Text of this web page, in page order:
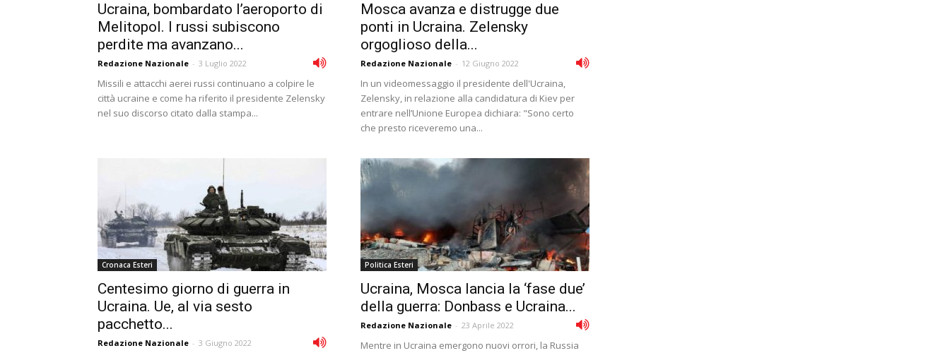
Ucraina, bombardato l’aeroporto di
Melitopol. I russi subiscono
perdite ma avanzano...
Redazione Nazionale - 3 Luglio 2022
Missili e attacchi aerei russi continuano a colpire le
città ucraine e come ha riferito il presidente Zelensky
nel suo discorso citato dalla stampa...
Mosca avanza e distrugge due
ponti in Ucraina. Zelensky
orgoglioso della...
Redazione Nazionale - 12 Giugno 2022
In un videomessaggio il presidente dell'Ucraina,
Zelensky, in relazione alla candidatura di Kiev per
entrare nell’Unione Europea dichiara: "Sono certo
che presto riceveremo una...
Cronaca Esteri
Centesimo giorno di guerra in
Ucraina. Ue, al via sesto
pacchetto...
Redazione Nazionale - 3 Giugno 2022
Politica Esteri
Ucraina, Mosca lancia la ‘fase due’
della guerra: Donbass e Ucraina...
Redazione Nazionale - 23 Aprile 2022
Mentre in Ucraina emergono nuovi orrori, la Russia